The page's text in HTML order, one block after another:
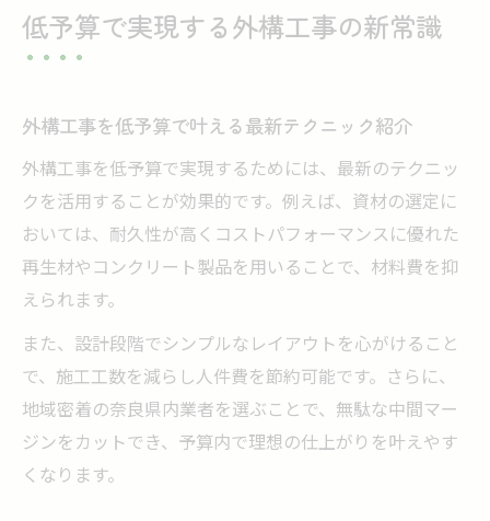
外構工事の費用を下げるおすすめの方法
理想を形にする外構工事の流れと工夫点
外構工事で失敗しない業者選びのポイント
奈良県の外構工事で注目のおしゃれ演出法
希望を叶える外構工事の見積もり活用術
低予算で外構工事をグレードアップする方
コストを抑えた外構工事のポイント解説
外構工事費用を抑える具体的なコツを伝授
奈良県で安い外構工事を選ぶポイント紹介
無駄を省く外構工事の工夫と注意点まとめ
低予算で実現する外構工事の新常識
外構工事を低予算で叶える最新テクニック紹介
外構工事を低予算で実現するためには、最新のテクニッ
クを活用することが効果的です。例えば、資材の選定に
おいては、耐久性が高くコストパフォーマンスに優れた
再生材やコンクリート製品を用いることで、材料費を抑
えられます。
また、設計段階でシンプルなレイアウトを心がけること
で、施工工数を減らし人件費を節約可能です。さらに、
地域密着の奈良県内業者を選ぶことで、無駄な中間マー
ジンをカットでき、予算内で理想の仕上がりを叶えやす
くなります。